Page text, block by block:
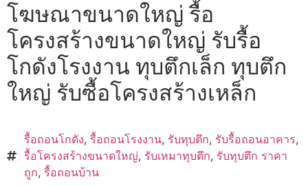
โฆษณาขนาดใหญ่ รื้อ
โครงสร้างขนาดใหญ่ รับรื้อ
โกดังโรงงาน ทุบตึกเล็ก ทุบตึก
ใหญ่ รับซื้อโครงสร้างเหล็ก
รื้อถอนโกดัง, รื้อถอนโรงงาน, รับทุบตึก, รับรื้อถอนอาคาร,
รื้อโครงสร้างขนาดใหญ่, รับเหมาทุบตึก, รับทุบตึก ราคา
ถูก, รื้อถอนบ้าน